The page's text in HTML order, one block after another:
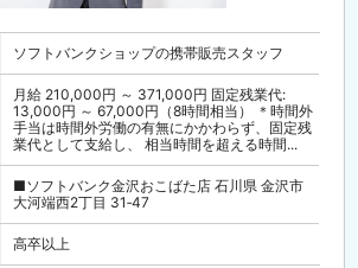
ソフトバンクショップの携帯販売スタッフ
月給 210,000円 ～ 371,000円 固定残業代:
13,000円 ～ 67,000円（8時間相当） ＊時間外
手当は時間外労働の有無にかかわらず、固定残
業代として支給し、 相当時間を超える時間...
■ソフトバンク金沢おこばた店 石川県 金沢市
大河端西2丁目 31‐47
高卒以上